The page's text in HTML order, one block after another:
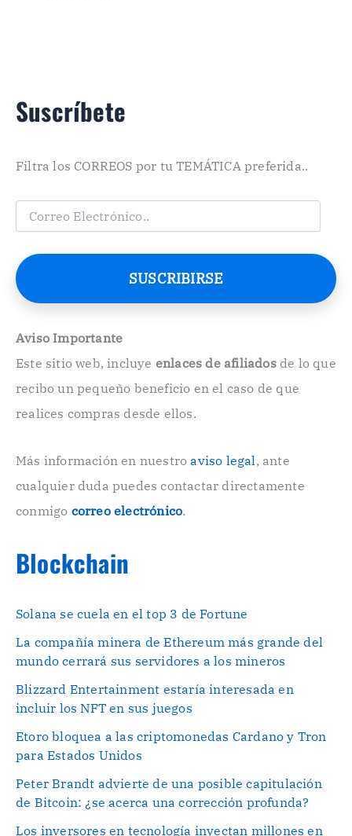
Suscríbete
Filtra los CORREOS por tu TEMÁTICA preferida..
C
e
o
e
t
ó
n
o
.
SUSCRIBIRSE
Aviso Importante
Este sitio web, incluye enlaces de afiliadosde lo que
recibo un pequeño beneficio en el caso de que
realices compras desde ellos.
Más información en nuestroaviso legal , ante
cualquier duda puedes contactar directamente
conmigo correo electrónico.
Blockchain
Solana se cuela en el top 3 de Fortune
La compañía minera de Ethereum más grande del
mundo cerrará sus servidores a los mineros
Blizzard Entertainment estaría interesada en
incluir los NFT en sus juegos
Etoro bloquea a las criptomonedas Cardano y Tron
para Estados Unidos
Peter Brandt advierte de una posible capitulación
de Bitcoin: ¿se acerca una corrección profunda?
Los inversores en tecnología inyectan millones en